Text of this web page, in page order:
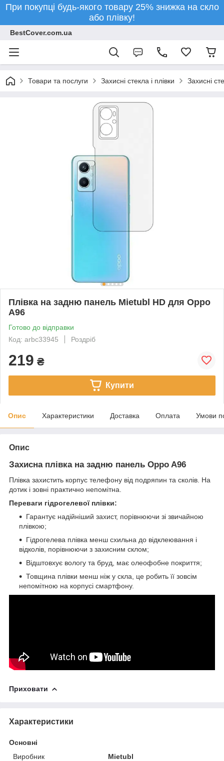
При покупці будь-якого товару 25% знижка на скло
або плівку!
BestCover.com.ua
Товари та послуги Захисні стекла і плівки Захисні
Плівка на задню панель Mietubl HD для Oppo
A96
Готово до відправки
Код: arbc33945
Роздріб
219 ₴
Купити
Опис Характеристики Доставка Оплата Умови
Опис
Захисна плівка на задню панель Oppo A96
Плівка захистить корпус телефону від подряпин та сколів. На
дотик і зовні практично непомітна.
Переваги гідрогелевої плівки:
Гарантує надійніший захист, порівнюючи зі звичайною
плівкою;
Гідрогелева плівка менш схильна до відклеювання і
відколів, порівнюючи з захисним склом;
Відштовхує вологу та бруд, має олеофобне покриття;
Товщина плівки менш ніж у скла, це робить її зовсім
непомітною на корпусі смартфону.
Приховати
Характеристики
Основні
Виробник
Mietubl